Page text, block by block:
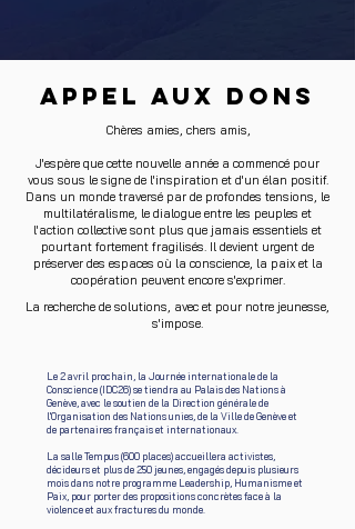
Appel aux dons
Chères amies, chers amis,
J'espère que cette nouvelle année a commencé pour
vous sous le signe de l'inspiration et d'un élan positif.
Dans un monde traversé par de profondes tensions, le
multilatéralisme, le dialogue entre les peuples et
l'action collective sont plus que jamais essentiels et
pourtant fortement fragilisés. Il devient urgent de
préserver des espaces où la conscience, la paix et la
coopération peuvent encore s'exprimer.
La recherche de solutions, avec et pour notre jeunesse,
s'impose.
Le 2 avril prochain, la Journée internationale de la
Conscience (IDC26) se tiendra au Palais des Nations à
Genève, avec le soutien de la Direction générale de
l'Organisation des Nations unies, de la Ville de Genève et
de partenaires français et internationaux.
La salle Tempus (600 places) accueillera activistes,
décideurs et plus de 250 jeunes, engagés depuis plusieurs
mois dans notre programme Leadership, Humanisme et
Paix, pour porter des propositions concrètes face à la
violence et aux fractures du monde.